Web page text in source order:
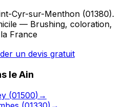
Cyr-sur-Menthon (01380).
— Brushing, coloration,
France
un devis gratuit
leAin
(01500) →